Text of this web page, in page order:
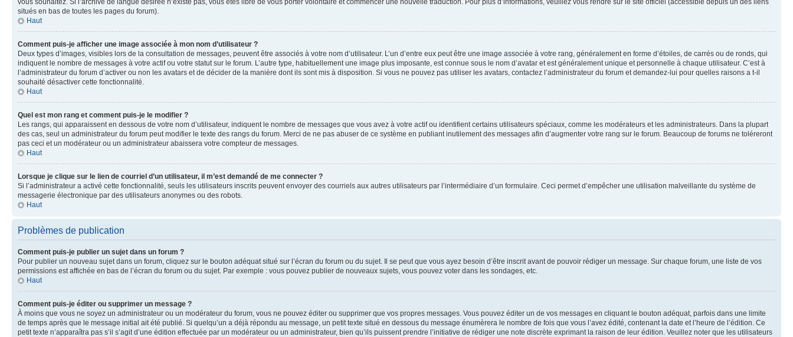
vous souhaitez. Si l’archive de langue désirée n’existe pas, vous êtes libre de vous porter volontaire et commencer une nouvelle traduction. Pour plus d’informations, veuillez vous rendre sur le site officiel (accessible depuis un des liens
situés en bas de toutes les pages du forum).
Haut
Comment puis-je afficher une image associée à mon nom d’utilisateur ?
Deux types d’images, visibles lors de la consultation de messages, peuvent être associés à votre nom d’utilisateur. L’un d’entre eux peut être une image associée à votre rang, généralement en forme d’étoiles, de carrés ou de ronds, qui
indiquent le nombre de messages à votre actif ou votre statut sur le forum. L’autre type, habituellement une image plus imposante, est connue sous le nom d’avatar et est généralement unique et personnelle à chaque utilisateur. C’est à
l’administrateur du forum d’activer ou non les avatars et de décider de la manière dont ils sont mis à disposition. Si vous ne pouvez pas utiliser les avatars, contactez l’administrateur du forum et demandez-lui pour quelles raisons a t-il
souhaité désactiver cette fonctionnalité.
Haut
Quel est mon rang et comment puis-je le modifier ?
Les rangs, qui apparaissent en dessous de votre nom d’utilisateur, indiquent le nombre de messages que vous avez à votre actif ou identifient certains utilisateurs spéciaux, comme les modérateurs et les administrateurs. Dans la plupart
des cas, seul un administrateur du forum peut modifier le texte des rangs du forum. Merci de ne pas abuser de ce système en publiant inutilement des messages afin d’augmenter votre rang sur le forum. Beaucoup de forums ne toléreront
pas ceci et un modérateur ou un administrateur abaissera votre compteur de messages.
Haut
Lorsque je clique sur le lien de courriel d’un utilisateur, il m’est demandé de me connecter ?
Si l’administrateur a activé cette fonctionnalité, seuls les utilisateurs inscrits peuvent envoyer des courriels aux autres utilisateurs par l’intermédiaire d’un formulaire. Ceci permet d’empêcher une utilisation malveillante du système de
messagerie électronique par des utilisateurs anonymes ou des robots.
Haut
Problèmes de publication
Comment puis-je publier un sujet dans un forum ?
Pour publier un nouveau sujet dans un forum, cliquez sur le bouton adéquat situé sur l’écran du forum ou du sujet. Il se peut que vous ayez besoin d’être inscrit avant de pouvoir rédiger un message. Sur chaque forum, une liste de vos
permissions est affichée en bas de l’écran du forum ou du sujet. Par exemple : vous pouvez publier de nouveaux sujets, vous pouvez voter dans les sondages, etc.
Haut
Comment puis-je éditer ou supprimer un message ?
À moins que vous ne soyez un administrateur ou un modérateur du forum, vous ne pouvez éditer ou supprimer que vos propres messages. Vous pouvez éditer un de vos messages en cliquant le bouton adéquat, parfois dans une limite
de temps après que le message initial ait été publié. Si quelqu’un a déjà répondu au message, un petit texte situé en dessous du message énumèrera le nombre de fois que vous l’avez édité, contenant la date et l’heure de l’édition. Ce
petit texte n’apparaîtra pas s’il s’agit d’une édition effectuée par un modérateur ou un administrateur, bien qu’ils puissent prendre l’initiative de rédiger une note discrète exprimant la raison de leur édition. Veuillez noter que les utilisateurs